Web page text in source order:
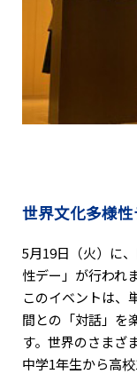
世界文化多様
5月19日（火）に
性デー」が行われ
このイベントは、
間との「対話」を
す。世界のさまざ
中学1年生から高